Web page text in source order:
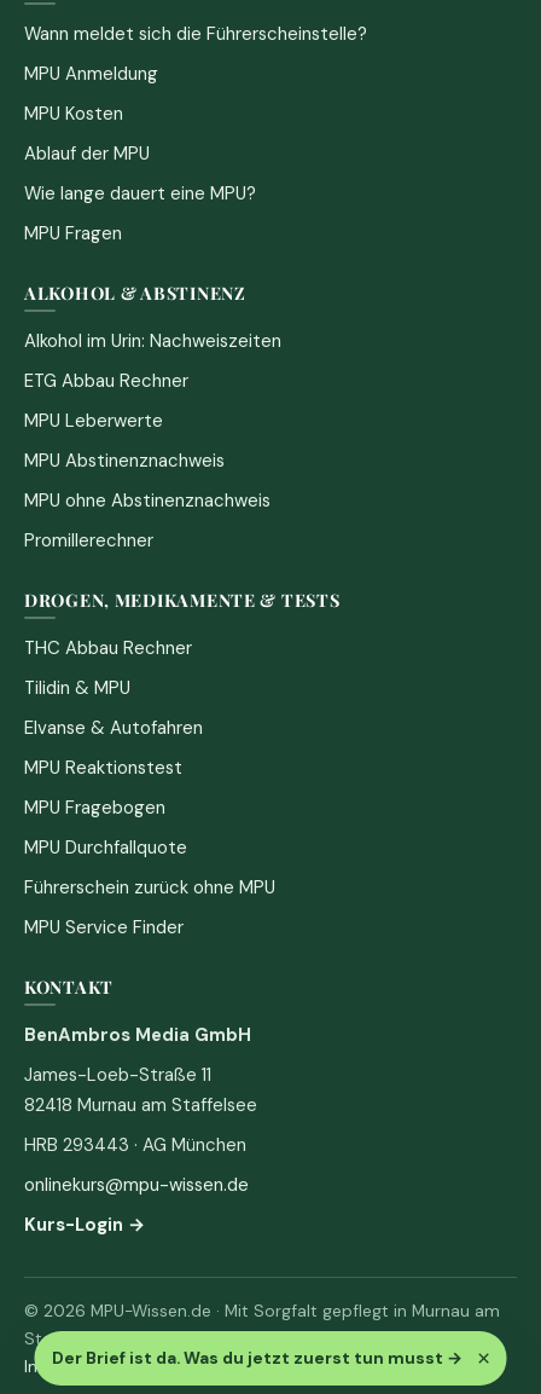
Der Brief ist da. Was du jetzt zuerst tun musst → ×
Wann meldet sich die Führerscheinstelle?
MPU Anmeldung
MPU Kosten
Ablauf der MPU
Wie lange dauert eine MPU?
MPU Fragen
ALKOHOL & ABSTINENZ
Alkohol im Urin: Nachweiszeiten
ETG Abbau Rechner
MPU Leberwerte
MPU Abstinenznachweis
MPU ohne Abstinenznachweis
Promillerechner
DROGEN, MEDIKAMENTE & TESTS
THC Abbau Rechner
Tilidin & MPU
Elvanse & Autofahren
MPU Reaktionstest
MPU Fragebogen
MPU Durchfallquote
Führerschein zurück ohne MPU
MPU Service Finder
KONTAKT
BenAmbros Media GmbH
James-Loeb-Straße 11
82418 Murnau am Staffelsee
HRB 293443 · AG München
onlinekurs@mpu-wissen.de
Kurs-Login →
© 2026 MPU-Wissen.de · Mit Sorgfalt gepflegt in Murnau am
Staffelsee
Impressum· Datenschutz & AGB